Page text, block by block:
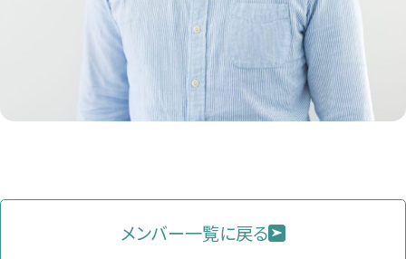
メンバー一覧に戻る